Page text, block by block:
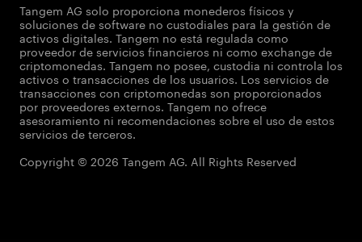
Tangem AG solo proporciona monederos físicos y
soluciones de software no custodiales para la gestión de
activos digitales. Tangem no está regulada como
proveedor de servicios financieros ni como exchange de
criptomonedas. Tangem no posee, custodia ni controla los
activos o transacciones de los usuarios. Los servicios de
transacciones con criptomonedas son proporcionados
por proveedores externos. Tangem no ofrece
asesoramiento ni recomendaciones sobre el uso de estos
servicios de terceros.